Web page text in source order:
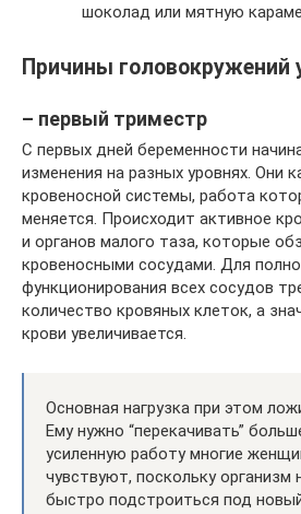
шоколад или мятную
Причины головокружений
– первый триместр
С первых дней беременности
изменения на разных уровнях. Они
кровеносной системы, работа
меняется. Происходит активное
и органов малого таза, которые
кровеносными сосудами. Для
функционирования всех сосудов
количество кровяных клеток, а
крови увеличивается.
Основная нагрузка при этом
Ему нужно “перекачивать”
усиленную работу многие
чувствуют, поскольку организм
быстро подстроиться под